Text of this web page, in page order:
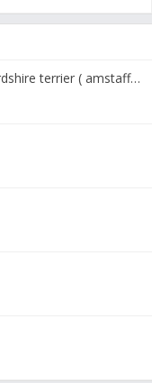
Gruppo American staffordshire terrier ( amstaff, amastaff )